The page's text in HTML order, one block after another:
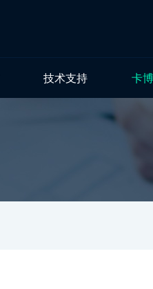
技术支持 卡